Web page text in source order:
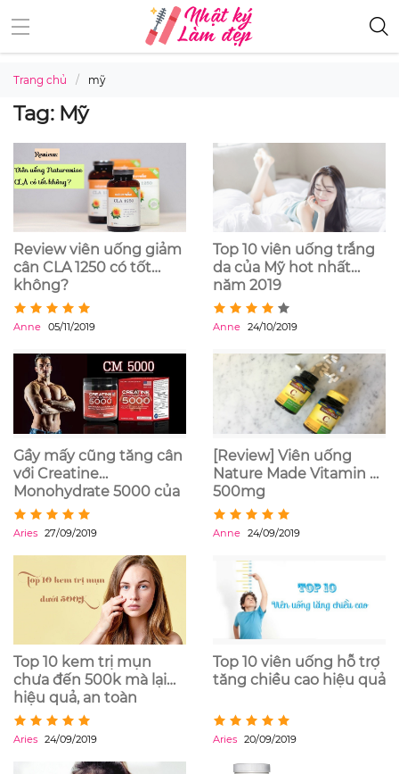
Trang chủ mỹ
Tag: Mỹ
Review viên uống giảm
cân CLA 1250 có tốt
không?
Anne 05/11/2019
Top 10 viên uống trắng
da của Mỹ hot nhất
năm 2019
Anne 24/10/2019
Gầy mấy cũng tăng cân
với Creatine
Monohydrate 5000 của
Mỹ
Aries 27/09/2019
[Review] Viên uống
Nature Made Vitamin C
500mg
Anne 24/09/2019
Top 10 kem trị mụn
chưa đến 500k mà lại
hiệu quả, an toàn
Aries 24/09/2019
Top 10 viên uống hỗ trợ
tăng chiều cao hiệu quả
Aries 20/09/2019